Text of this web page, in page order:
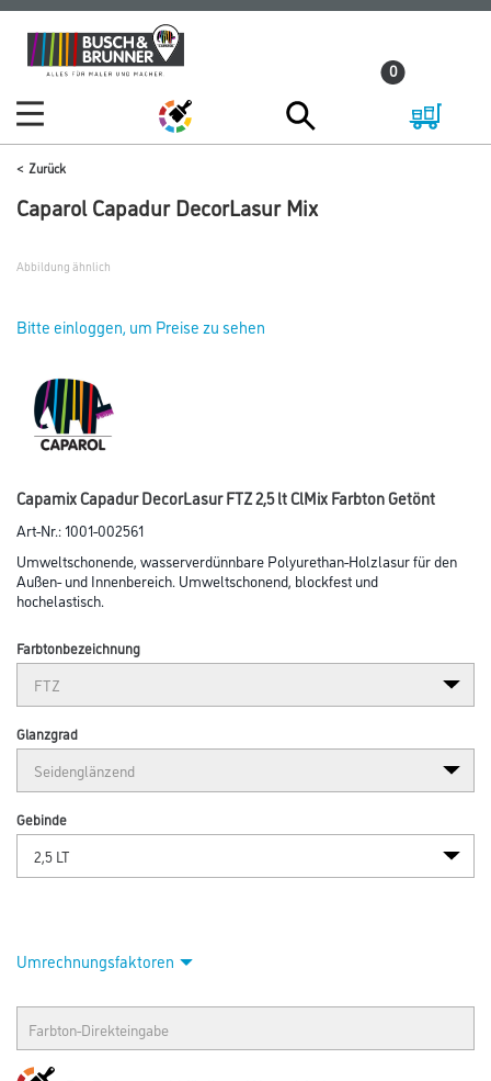
Zum
Inhalt
Zum
Navigationsmenü
0
Zurück
Caparol Capadur DecorLasur Mix
Abbildung ähnlich
Bitte einloggen, um Preise zu sehen
Capamix Capadur DecorLasur FTZ 2,5 lt ClMix Farbton Getönt
Art-Nr.:1001-002561
Umweltschonende, wasserverdünnbare Polyurethan-Holzlasur für den
Außen- und Innenbereich. Umweltschonend, blockfest und
hochelastisch.
Farbtonbezeichnung
Glanzgrad
Gebinde
Umrechnungsfaktoren